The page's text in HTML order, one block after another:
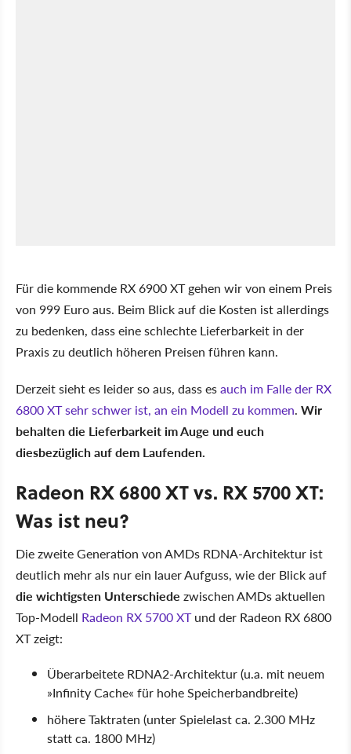
Für die kommende RX 6900 XT gehen wir von einem Preis
von 999 Euro aus. Beim Blick auf die Kosten ist allerdings
zu bedenken, dass eine schlechte Lieferbarkeit in der
Praxis zu deutlich höheren Preisen führen kann.
Derzeit sieht es leider so aus, dass esauch im Falle der RX
6800 XT sehr schwer ist, an ein Modell zu kommen. Wir
behalten die Lieferbarkeit im Auge und euch
diesbezüglich auf dem Laufenden.
Radeon RX 6800 XT vs. RX 5700 XT:
Was ist neu?
Die zweite Generation von AMDs RDNA-Architektur ist
deutlich mehr als nur ein lauer Aufguss, wie der Blick auf
die wichtigsten Unterschiede zwischen AMDs aktuellen
Top-Modell Radeon RX 5700 XTund der Radeon RX 6800
XT zeigt:
Überarbeitete RDNA2-Architektur (u.a. mit neuem
»Infinity Cache« für hohe Speicherbandbreite)
höhere Taktraten (unter Spielelast ca. 2.300 MHz
statt ca. 1800 MHz)